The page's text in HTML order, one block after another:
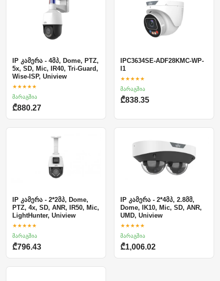
IP კამერა - 4მპ, Dome, PTZ,
5x, SD, Mic, IR40, Tri-Guard,
Wise-ISP, Uniview
★★★★★
მარაგშია
₾880.27
IPC3634SE-ADF28KMC-WP-
I1
★★★★★
მარაგშია
₾838.35
IP კამერა - 2*2მპ, Dome,
PTZ, 4x, SD, ANR, IR50, Mic,
LightHunter, Uniview
★★★★★
მარაგშია
₾796.43
IP კამერა - 2*4მპ, 2.8მმ,
Dome, IK10, Mic, SD, ANR,
UMD, Uniview
★★★★★
მარაგშია
₾1,006.02